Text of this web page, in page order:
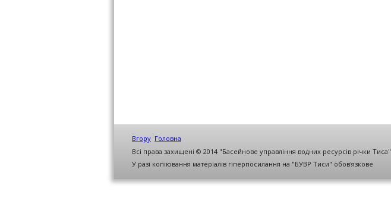
Вгору Головна
Всі права захищені © 2014 "Басейнове управління водних ресурсів річки Тиса"
У разі копіювання матеріалів гіперпосилання на "БУВР Тиси" обов'язкове